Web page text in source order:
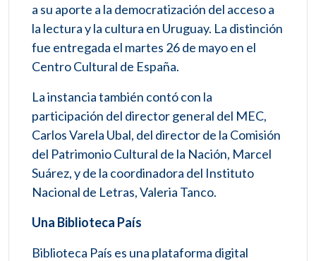
a su aporte a la democratización del acceso a
la lectura y la cultura en Uruguay. La distinción
fue entregada el martes 26 de mayo en el
Centro Cultural de España.
La instancia también contó con la
participación del director general del MEC,
Carlos Varela Ubal, del director de la Comisión
del Patrimonio Cultural de la Nación, Marcel
Suárez, y de la coordinadora del Instituto
Nacional de Letras, Valeria Tanco.
Una Biblioteca País
Biblioteca País es una plataforma digital